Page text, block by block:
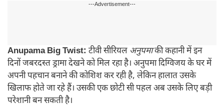
---Advertisement---
Anupama Big Twist: टीवी सीरियल अनुपमाकी कहानी में इन
दिनों जबरदस्त ड्रामा देखने को मिल रहा है। अनुपमा दिग्विजय के घर में
अपनी पहचान बनाने की कोशिश कर रही है, लेकिन हालात उसके
खिलाफ होते जा रहे हैं। उसकी एक छोटी सी पहल अब उसके लिए बड़ी
परेशानी बन सकती है।